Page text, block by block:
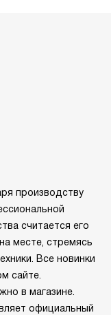
производству
считается его
месте, стремясь
Все новинки
сайте.
в магазине.
официальный